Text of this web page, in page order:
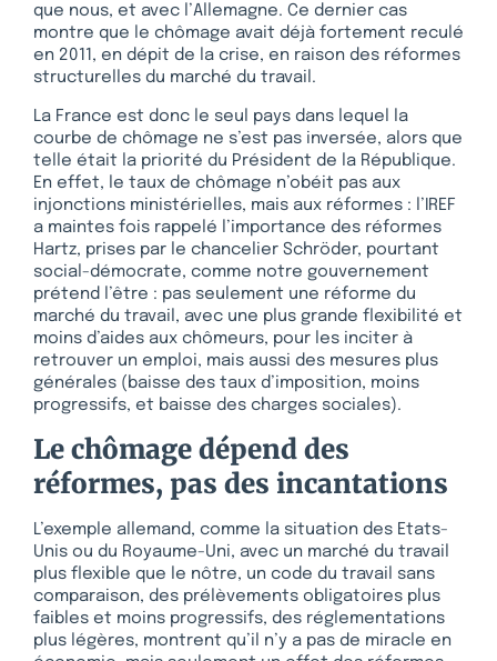
que nous, et avec l’Allemagne. Ce dernier cas
montre que le chômage avait déjà fortement reculé
en 2011, en dépit de la crise, en raison des réformes
structurelles du marché du travail.
La France est donc le seul pays dans lequel la
courbe de chômage ne s’est pas inversée, alors que
telle était la priorité du Président de la République.
En effet, le taux de chômage n’obéit pas aux
injonctions ministérielles, mais aux réformes : l’IREF
a maintes fois rappelé l’importance des réformes
Hartz, prises par le chancelier Schröder, pourtant
social-démocrate, comme notre gouvernement
prétend l’être : pas seulement une réforme du
marché du travail, avec une plus grande flexibilité et
moins d’aides aux chômeurs, pour les inciter à
retrouver un emploi, mais aussi des mesures plus
générales (baisse des taux d’imposition, moins
progressifs, et baisse des charges sociales).
Le chômage dépend des
réformes, pas des incantations
L’exemple allemand, comme la situation des Etats-
Unis ou du Royaume-Uni, avec un marché du travail
plus flexible que le nôtre, un code du travail sans
comparaison, des prélèvements obligatoires plus
faibles et moins progressifs, des réglementations
plus légères, montrent qu’il n’y a pas de miracle en